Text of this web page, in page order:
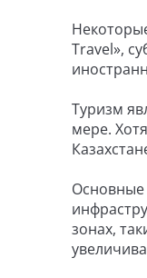
Travel»,
Туризм
мере.
зонах,